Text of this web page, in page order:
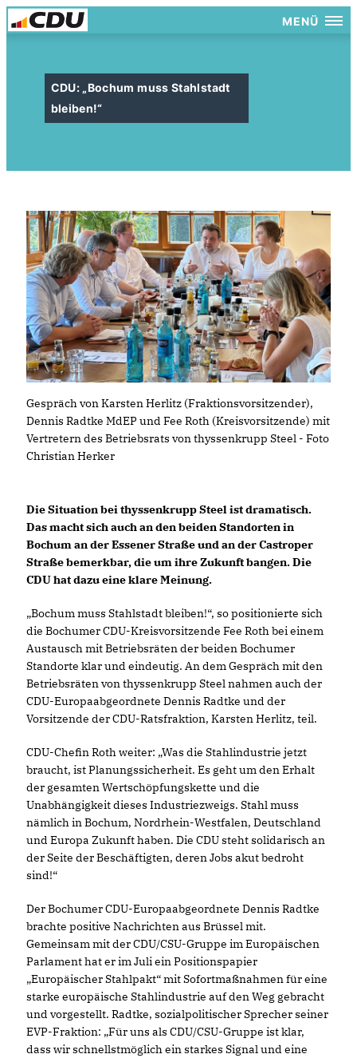
MENÜ
CDU: „Bochum muss Stahlstadt
bleiben!“
Gespräch von Karsten Herlitz (Fraktionsvorsitzender),
Dennis Radtke MdEP und Fee Roth (Kreisvorsitzende) mit
Vertretern des Betriebsrats von thyssenkrupp Steel - Foto
Christian Herker
Die Situation bei thyssenkrupp Steel ist dramatisch.
Das macht sich auch an den beiden Standorten in
Bochum an der Essener Straße und an der Castroper
Straße bemerkbar, die um ihre Zukunft bangen. Die
CDU hat dazu eine klare Meinung.
Bochum muss Stahlstadt bleiben!“, so positionierte sich
die Bochumer CDU-Kreisvorsitzende Fee Roth bei einem
Austausch mit Betriebsräten der beiden Bochumer
Standorte klar und eindeutig. An dem Gespräch mit den
Betriebsräten von thyssenkrupp Steel nahmen auch der
CDU-Europaabgeordnete Dennis Radtke und der
Vorsitzende der CDU-Ratsfraktion, Karsten Herlitz, teil.
CDU-Chefin Roth weiter: „Was die Stahlindustrie jetzt
braucht, ist Planungssicherheit. Es geht um den Erhalt
der gesamten Wertschöpfungskette und die
Unabhängigkeit dieses Industriezweigs. Stahl muss
nämlich in Bochum, Nordrhein-Westfalen, Deutschland
und Europa Zukunft haben. Die CDU steht solidarisch an
der Seite der Beschäftigten, deren Jobs akut bedroht
sind!“
Der Bochumer CDU-Europaabgeordnete Dennis Radtke
brachte positive Nachrichten aus Brüssel mit.
Gemeinsam mit der CDU/CSU-Gruppe im Europäischen
Parlament hat er im Juli ein Positionspapier
Europäischer Stahlpakt“ mit Sofortmaßnahmen für eine
starke europäische Stahlindustrie auf den Weg gebracht
und vorgestellt. Radtke, sozialpolitischer Sprecher seiner
EVP-Fraktion: „Für uns als CDU/CSU-Gruppe ist klar,
dass wir schnellstmöglich ein starkes Signal und eine